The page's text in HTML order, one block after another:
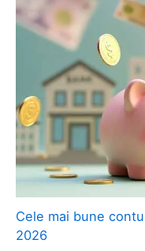
Cele mai bune
2026